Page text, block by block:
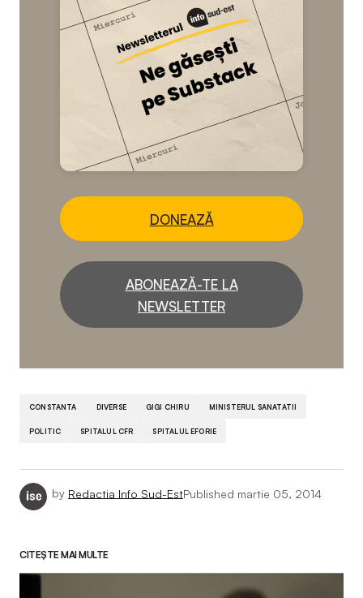
DONEAZĂ
ABONEAZĂ-TE LA
NEWSLETTER
CONSTANTA DIVERSE GIGI CHIRU MINISTERUL SANATATII
POLITIC SPITALUL CFR SPITALUL EFORIE
by Redactia Info Sud-EstPublished martie 05, 2014
CITEȘTE MAI MULTE